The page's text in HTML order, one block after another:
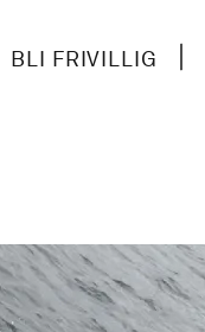
BLI FRIVILLIG